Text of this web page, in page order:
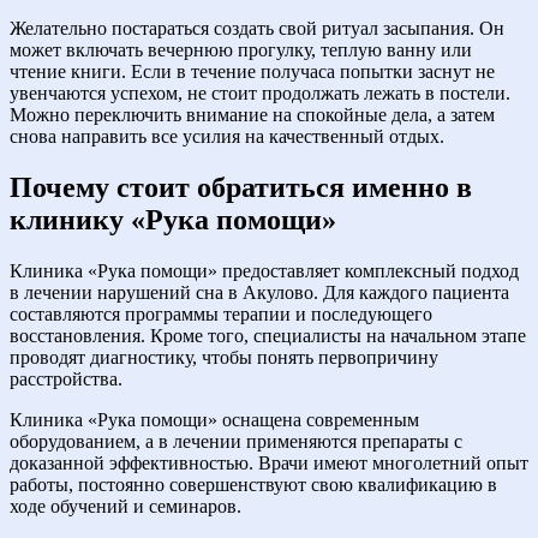
Желательно постараться создать свой ритуал засыпания. Он
может включать вечернюю прогулку, теплую ванну или
чтение книги. Если в течение получаса попытки заснут не
увенчаются успехом, не стоит продолжать лежать в постели.
Можно переключить внимание на спокойные дела, а затем
снова направить все усилия на качественный отдых.
Почему стоит обратиться именно в
клинику «Рука помощи»
Клиника «Рука помощи» предоставляет комплексный подход
в лечении нарушений сна в Акулово. Для каждого пациента
составляются программы терапии и последующего
восстановления. Кроме того, специалисты на начальном этапе
проводят диагностику, чтобы понять первопричину
расстройства.
Клиника «Рука помощи» оснащена современным
оборудованием, а в лечении применяются препараты с
доказанной эффективностью. Врачи имеют многолетний опыт
работы, постоянно совершенствуют свою квалификацию в
ходе обучений и семинаров.